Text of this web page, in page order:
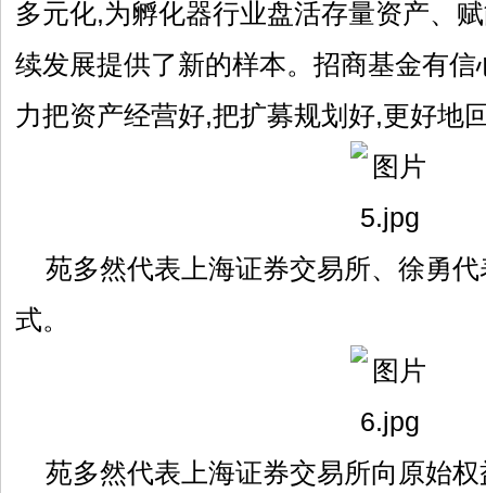
多元化,为孵化器行业盘活存量资产、
续发展提供了新的样本。招商基金有
力把资产经营好,把扩募规划好,更好地
苑多然代表上海证券交易所、徐勇
式。
苑多然代表上海证券交易所向原始